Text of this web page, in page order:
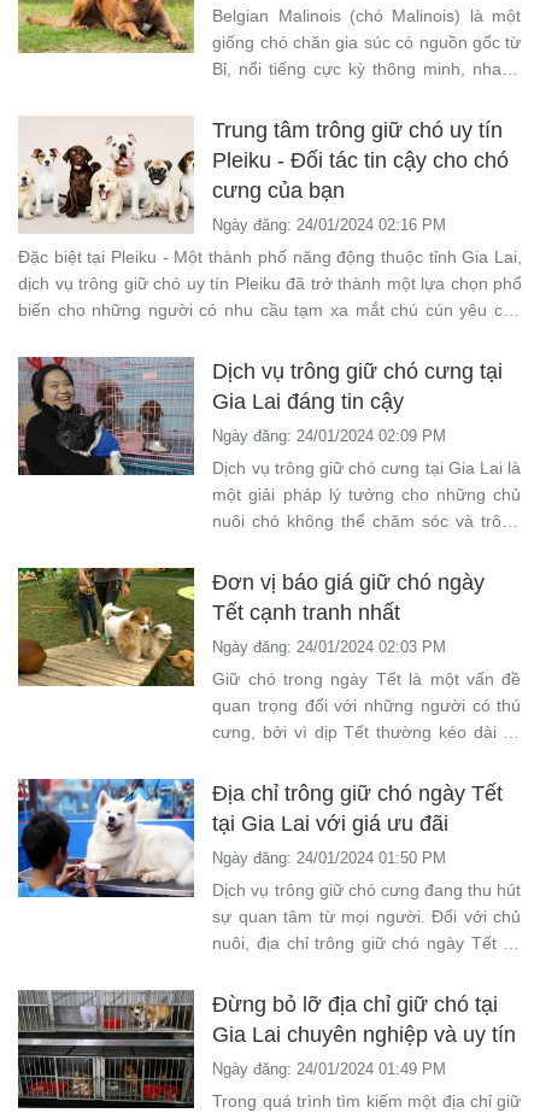
Belgian Malinois (chó Malinois) là một
giống chó chăn gia súc có nguồn gốc từ
Bỉ, nổi tiếng cực kỳ thông minh, nhanh
được dùng rất nhiều trong quân đội và
cảnh sát.
Trung tâm trông giữ chó uy tín
Pleiku - Đối tác tin cậy cho chó
cưng của bạn
Ngày đăng: 24/01/2024 02:16 PM
Đặc biệt tại Pleiku - Một thành phố năng động thuộc tỉnh Gia Lai,
dịch vụ trông giữ chó uy tín Pleiku đã trở thành một lựa chọn phổ
biến cho những người có nhu cầu tạm xa mắt chú cún yêu của
Dịch vụ trông giữ chó cưng tại
Gia Lai đáng tin cậy
Ngày đăng: 24/01/2024 02:09 PM
Dịch vụ trông giữ chó cưng tại Gia Lai là
một giải pháp lý tưởng cho những chủ
nuôi chó không thể chăm sóc và trông
gian tạm vắng.
Đơn vị báo giá giữ chó ngày
Tết cạnh tranh nhất
Ngày đăng: 24/01/2024 02:03 PM
Giữ chó trong ngày Tết là một vấn đề
quan trọng đối với những người có thú
cưng, bởi vì dịp Tết thường kéo dài và
tìm kiếm dịch vụ giữ chó và giá giữ chó
ngày Tết thì đừng bỏ lỡ bài viết sau đây
nhé!
Địa chỉ trông giữ chó ngày Tết
tại Gia Lai với giá ưu đãi
Ngày đăng: 24/01/2024 01:50 PM
Dịch vụ trông giữ chó cưng đang thu hút
sự quan tâm từ mọi người. Đối với chủ
nuôi, địa chỉ trông giữ chó ngày Tết tại
giao phó người bạn cưng của mình.
Đừng bỏ lỡ địa chỉ giữ chó tại
Gia Lai chuyên nghiệp và uy tín
Ngày đăng: 24/01/2024 01:49 PM
Trong quá trình tìm kiếm một địa chỉ giữ